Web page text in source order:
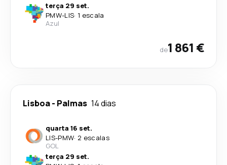
terça 29 set.
PMW-LIS· 1 escala
Azul
de1 861 €
Lisboa- Palmas 14 dias
quarta 16 set.
LIS-PMW· 2 escalas
GOL
terça 29 set.